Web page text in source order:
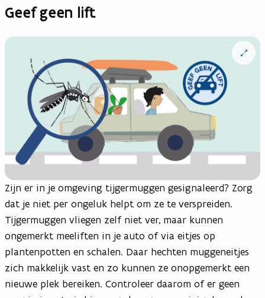
Geef geen lift
Open
vergrote
Zijn er in je omgeving tijgermuggen gesignaleerd? Zorg
dat je niet per ongeluk helpt om ze te verspreiden.
Tijgermuggen vliegen zelf niet ver, maar kunnen
ongemerkt meeliften in je auto of via eitjes op
plantenpotten en schalen. Daar hechten muggeneitjes
zich makkelijk vast en zo kunnen ze onopgemerkt een
nieuwe plek bereiken. Controleer daarom of er geen